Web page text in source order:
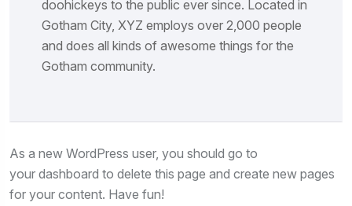
doohickeys to the public ever since. Located in
Gotham City, XYZ employs over 2,000 people
and does all kinds of awesome things for the
Gotham community.
As a new WordPress user, you should go to
your dashboard to delete this page and create new pages
for your content. Have fun!